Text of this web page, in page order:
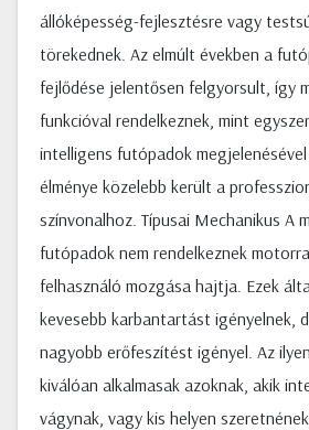
állóképesség-fejlesztésre vagy
törekednek. Az elmúlt években a
fejlődése jelentősen felgyorsult, így
funkcióval rendelkeznek, mint
intelligens futópadok
élménye közelebb került a
színvonalhoz. Típusai Mechanikus A
futópadok nem rendelkeznek
felhasználó mozgása hajtja. Ezek
kevesebb karbantartást igényelnek,
nagyobb erőfeszítést igényel. Az
kiválóan alkalmasak azoknak, akik
vágynak, vagy kis helyen